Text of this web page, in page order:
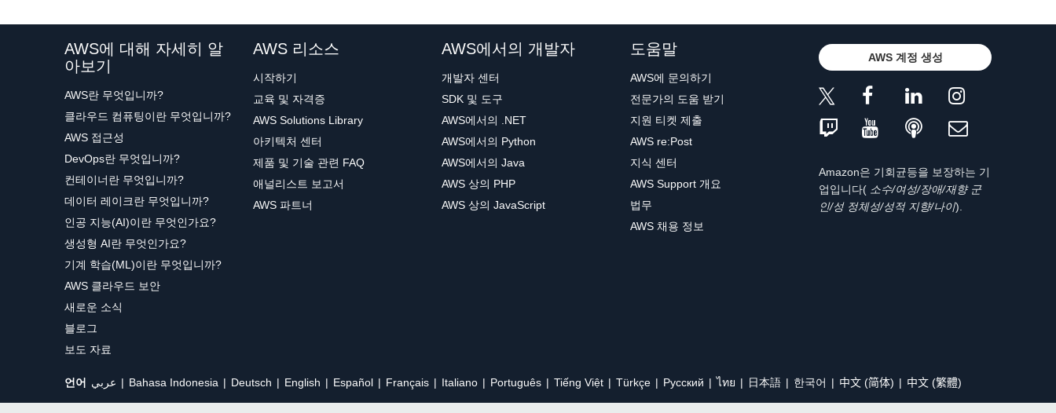
AWS에 대해 자세히 알
아보기
AWS란 무엇입니까?
클라우드 컴퓨팅이란 무엇입니까?
AWS 접근성
DevOps란 무엇입니까?
컨테이너란 무엇입니까?
데이터 레이크란 무엇입니까?
인공 지능(AI)이란 무엇인가요?
생성형 AI란 무엇인가요?
기계 학습(ML)이란 무엇입니까?
AWS 클라우드 보안
새로운 소식
블로그
보도 자료
AWS 리소스
시작하기
교육 및 자격증
AWS Solutions Library
아키텍처 센터
제품 및 기술 관련 FAQ
애널리스트 보고서
AWS 파트너
AWS에서의 개발자
개발자 센터
SDK 및 도구
AWS에서의 .NET
AWS에서의 Python
AWS에서의 Java
AWS 상의 PHP
AWS 상의 JavaScript
도움말
AWS에 문의하기
전문가의 도움 받기
지원 티켓 제출
AWS re:Post
지식 센터
AWS Support 개요
법무
AWS 채용 정보
AWS 계정 생성
Amazon은 기회균등을 보장하는 기
업입니다( 소수/여성/장애/재향 군
인/성 정체성/성적 지향/나이).
언어 عربي Bahasa Indonesia Deutsch English Español Français Italiano Português Tiếng Việt Türkçe Ρусский ไทย 日本語 한국어 中文 (简体) 中文 (繁體)